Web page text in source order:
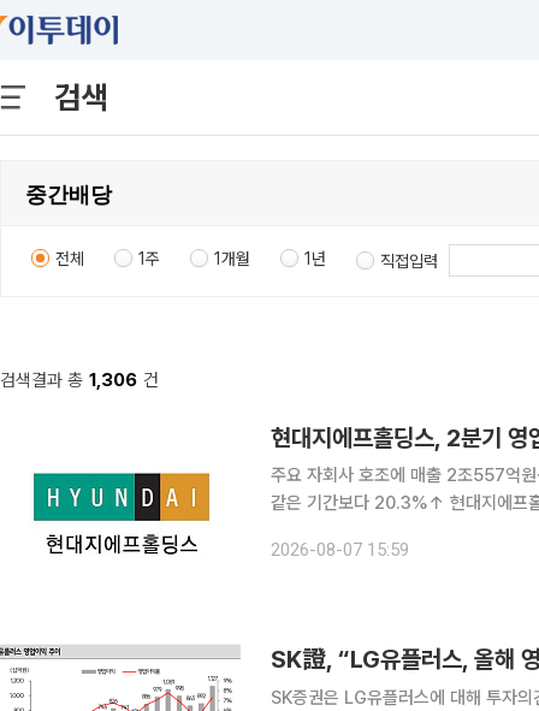
검색
전체 1주 1개월 1년 직접입력
검색결과 총 1,306 건
현대지에프홀딩스, 2분기
주요 자회사 호조에 매출 2조557억
같은 기간보다 20.3%↑ 현대지에프홀딩스가 현대그린푸드와 현대홈쇼핑, 한섬 등 주요 자회사의
2026-08-07 15:59
SK證, “LG유플러스, 올해
SK증권은 LG유플러스에 대해 투자의견 '